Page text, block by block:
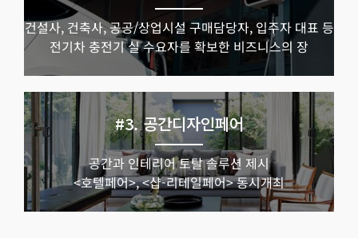
건설사, 건축사, 공공/상업시설 구매담당자, 입주자 대표 등
전기차 충전기 실 수요자를 확보한 비즈니스의 장
#3. 공간디자인페어
공간과 인테리어 토탈 솔루션 제시
<호텔페어>, <샵-리테일페어> 동시개최